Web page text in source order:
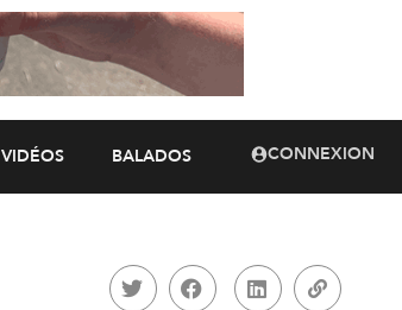
VIDÉOS BALADOS CONNEXION